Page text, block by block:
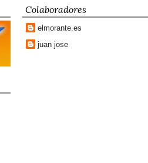
Colaboradores
elmorante.es
juan jose